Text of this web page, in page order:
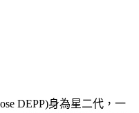
DEPP)身為星二代，一